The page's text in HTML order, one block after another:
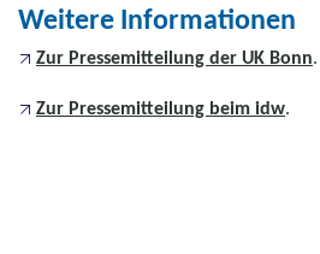
Weitere Informationen
Zur Pressemitteilung der UK Bonn.
Zur Pressemitteilung beim idw.